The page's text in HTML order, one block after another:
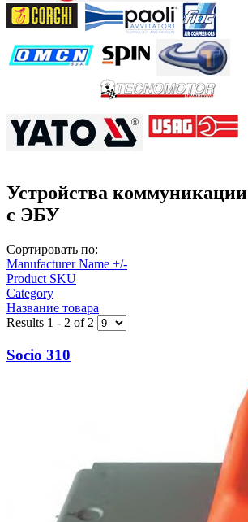
Устройства коммуникации
с ЭБУ
Сортировать по:
Manufacturer Name +/-
Product SKU
Category
Название товара
Results 1 - 2 of 2
Socio 310